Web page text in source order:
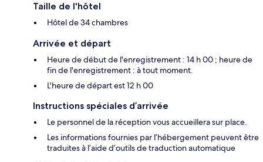
Taille de l'hôtel
Hôtel de 34 chambres
Arrivée et départ
Heure de début de l'enregistrement : 14 h 00 ; heure de
fin de l'enregistrement : à tout moment.
L'heure de départ est 12 h 00
Instructions spéciales d’arrivée
Le personnel de la réception vous accueillera sur place.
Les informations fournies par l’hébergement peuvent être
traduites à l’aide d’outils de traduction automatique